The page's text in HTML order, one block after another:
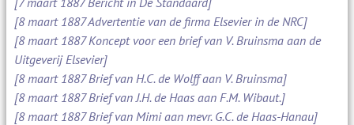
[8 maart 1887 Advertentie van de firma Elsevier in de NRC]
[8 maart 1887 Koncept voor een brief van V. Bruinsma aan de
Uitgeverij Elsevier]
[8 maart 1887 Brief van H.C. de Wolff aan V. Bruinsma]
[8 maart 1887 Brief van J.H. de Haas aan F.M. Wibaut.]
[8 maart 1887 Brief van Mimi aan mevr. G.C. de Haas-Hanau]